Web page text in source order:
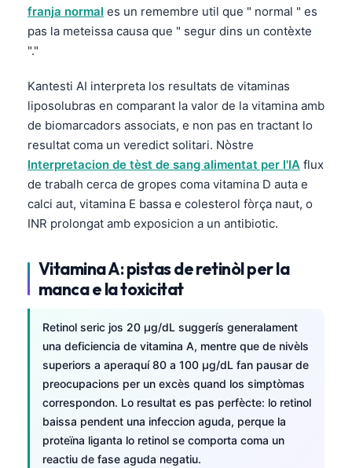
franja normal es un remembre util que " normal " es
pas la meteissa causa que " segur dins un contèxte
"."
Kantesti AI interpreta los resultats de vitaminas
liposolubras en comparant la valor de la vitamina amb
de biomarcadors associats, e non pas en tractant lo
resultat coma un veredict solitari. Nòstre
Interpretacion de tèst de sang alimentat per l'IA flux
de trabalh cerca de gropes coma vitamina D auta e
calci aut, vitamina E bassa e colesterol fòrça naut, o
INR prolongat amb exposicion a un antibiotic.
Vitamina A: pistas de retinòl per la
manca e la toxicitat
Retinol seric jos 20 µg/dL suggerís generalament
una deficiencia de vitamina A, mentre que de nivèls
superiors a aperaquí 80 a 100 µg/dL fan pausar de
preocupacions per un excès quand los simptòmas
correspondon. Lo resultat es pas perfècte: lo retinol
baissa pendent una infeccion aguda, perque la
proteïna liganta lo retinol se comporta coma un
reactiu de fase aguda negatiu.